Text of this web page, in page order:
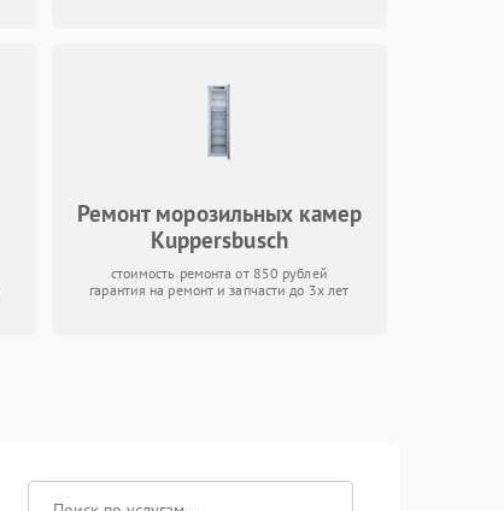
Ремонт морозильных камер
Kuppersbusch
стоимость ремонта от 850 рублей
гарантия на ремонт и запчасти до 3х лет